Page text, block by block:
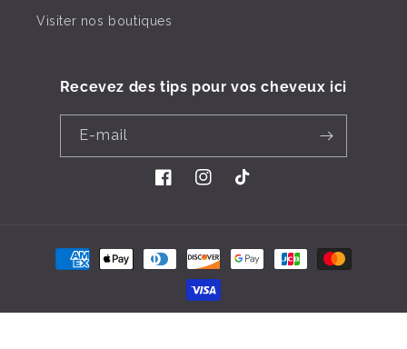
Visiter nos boutiques
Recevez des tips pour vos cheveux ici
E-mail
FacebookInstagramTikTok
Moyens